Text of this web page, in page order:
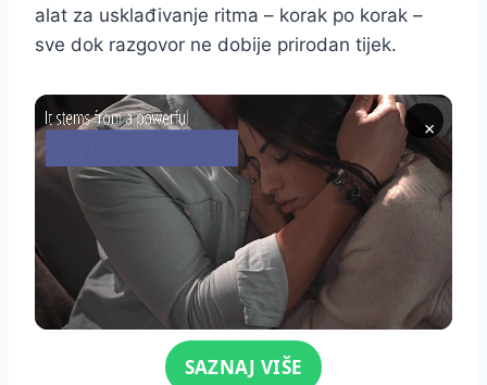
alat za usklađivanje ritma – korak po korak –
sve dok razgovor ne dobije prirodan tijek.
×
Click for soundSAZNAJ VIŠE